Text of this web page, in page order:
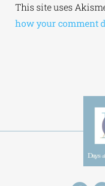
This site uses
how your comment